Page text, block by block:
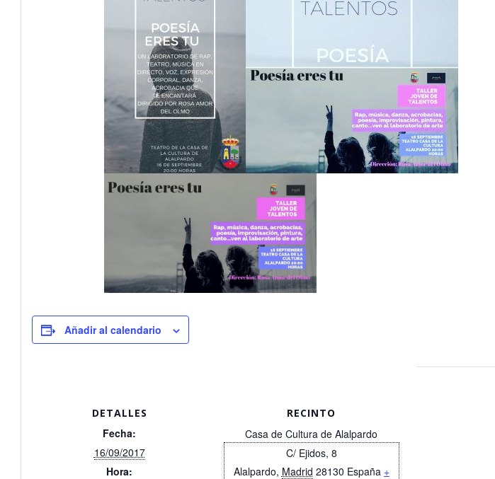
Añadir al calendario
DETALLES
Fecha:
16/09/2017
Hora:
RECINTO
Casa de Cultura de Alalpardo
C/ Ejidos, 8
Alalpardo, Madrid 28130 España +